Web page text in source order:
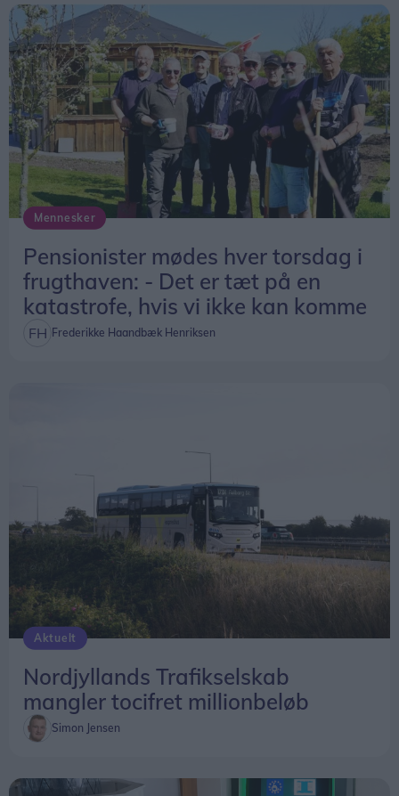
Mennesker
Pensionister mødes hver torsdag i
frugthaven: - Det er tæt på en
katastrofe, hvis vi ikke kan komme
Frederikke Haandbæk Henriksen
Aktuelt
Nordjyllands Trafikselskab
mangler tocifret millionbeløb
Simon Jensen